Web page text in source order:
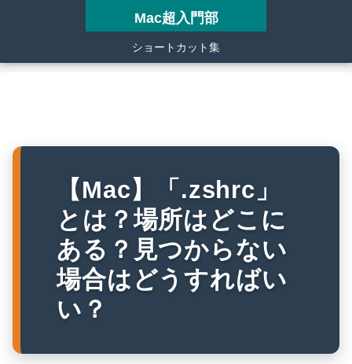
Mac超入門部
ショートカット集
【Mac】「.zshrc」
とは？場所はどこに
ある？見つからない
場合はどうすればい
い？